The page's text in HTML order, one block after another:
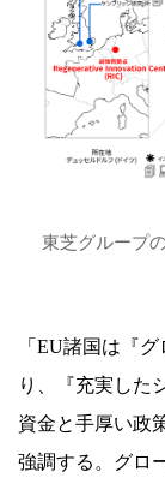
東芝グループ
「EU諸国は『
り、『充実した
資金と手厚い政
強調する。グロ